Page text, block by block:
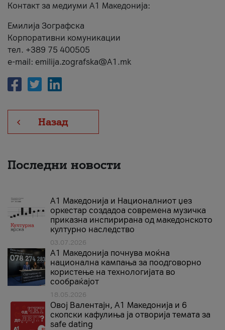
Контакт за медиуми А1 Македонија:
Емилија Зографска
Корпоративни комуникации
тел. +389 75 400505
e-mail: emilija.zografska@A1.mk
Назад
Последни новости
А1 Македонија и Националниот џез
оркестар создадоа современа музичка
приказна инспирирана од македонското
културно наследство
03.07.2026
A1 Македонија почнува моќна
национална кампања за поодговорно
користење на технологијата во
сообраќајот
18.05.2026
Овој Валентајн, A1 Македонија и 6
скопски кафулиња ја отворија темата за
safe dating